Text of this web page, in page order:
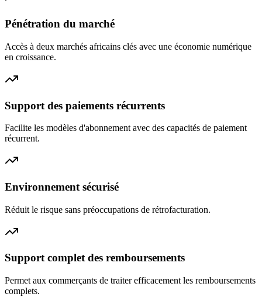
Pénétration du marché
Accès à deux marchés africains clés avec une économie numérique
en croissance.
Support des paiements récurrents
Facilite les modèles d'abonnement avec des capacités de paiement
récurrent.
Environnement sécurisé
Réduit le risque sans préoccupations de rétrofacturation.
Support complet des remboursements
Permet aux commerçants de traiter efficacement les remboursements
complets.